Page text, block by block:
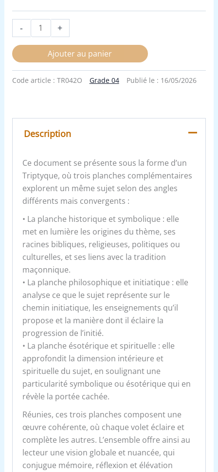
- +
Ajouter au panier
Code article : TR042O Grade 04 Publié le : 16/05/2026
Description
Ce document se présente sous la forme d’un
Triptyque, où trois planches complémentaires
explorent un même sujet selon des angles
différents mais convergents :
• La planche historique et symbolique : elle
met en lumière les origines du thème, ses
racines bibliques, religieuses, politiques ou
culturelles, et ses liens avec la tradition
maçonnique.
• La planche philosophique et initiatique : elle
analyse ce que le sujet représente sur le
chemin initiatique, les enseignements qu’il
propose et la manière dont il éclaire la
progression de l’initié.
• La planche ésotérique et spirituelle : elle
approfondit la dimension intérieure et
spirituelle du sujet, en soulignant une
particularité symbolique ou ésotérique qui en
révèle la portée cachée.
Réunies, ces trois planches composent une
œuvre cohérente, où chaque volet éclaire et
complète les autres. L’ensemble offre ainsi au
lecteur une vision globale et nuancée, qui
conjugue mémoire, réflexion et élévation